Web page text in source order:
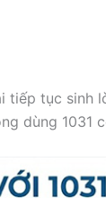
tiếp tục sinh
dùng 1031